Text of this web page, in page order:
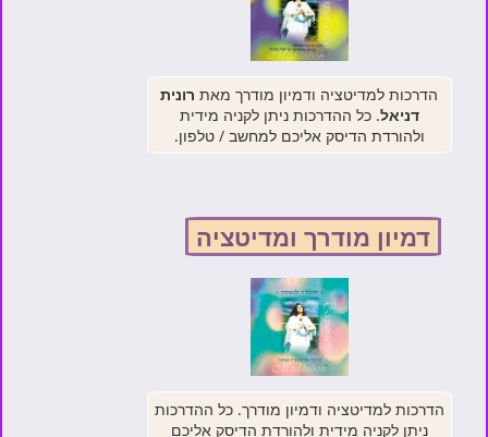
הדרכות למדיטציה ודמיון מודרך מאת רונית
דניאל. כל ההדרכות ניתן לקניה מידית
ולהורדת הדיסק אליכם למחשב / טלפון.
דמיון מודרך ומדיטציה
הדרכות למדיטציה ודמיון מודרך. כל ההדרכות
ניתן לקניה מידית ולהורדת הדיסק אליכם